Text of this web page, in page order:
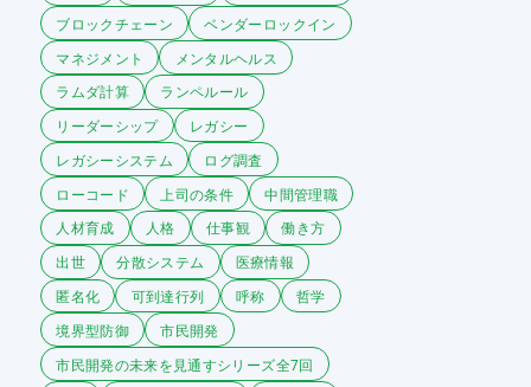
ブロックチェーン
ベンダーロックイン
マネジメント
メンタルヘルス
ラムダ計算
ランペルール
リーダーシップ
レガシー
レガシーシステム
ログ調査
ローコード
上司の条件
中間管理職
人材育成
人格 仕事観
働き方
出世
分散システム
医療情報
匿名化
可到達行列 呼称
哲学
境界型防御
市民開発
市民開発の未来を見通すシリーズ全7回